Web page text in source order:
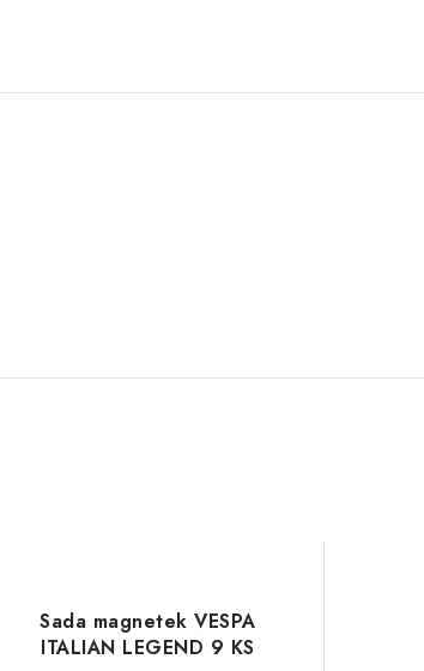
Sada magnetek VESPA
ITALIAN LEGEND 9 KS